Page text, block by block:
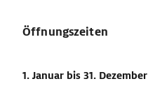
Öffnungszeiten
1. Januar bis 31. Dezember